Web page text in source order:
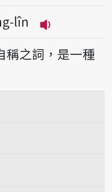
lîn
播放音讀
稱之詞，是一種